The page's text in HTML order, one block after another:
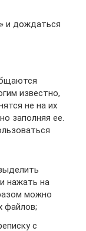
и дождаться
известно,
не на их
заполняя ее.
нажать на
можно
файлов;
с